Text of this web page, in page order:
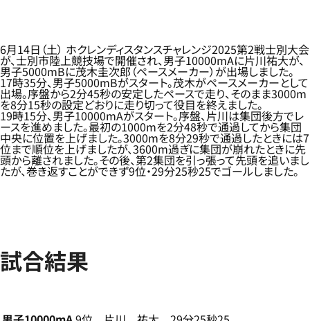
6月14日（土） ホクレンディスタンスチャレンジ2025第2戦士別大会
が、士別市陸上競技場で開催され、男子10000mAに片川祐大が、
男子5000mBに茂木圭次郎（ペースメーカー）が出場しました。
17時35分、男子5000mBがスタート。茂木がペースメーカーとして
出場。序盤から2分45秒の安定したペースで走り、そのまま3000m
を8分15秒の設定どおりに走り切って役目を終えました。
19時15分、男子10000mAがスタート。序盤、片川は集団後方でレ
ースを進めました。最初の1000mを2分48秒で通過してから集団
中央に位置を上げました。3000mを8分29秒で通過したときには7
位まで順位を上げましたが、3600m過ぎに集団が崩れたときに先
頭から離されました。その後、第2集団を引っ張って先頭を追いまし
たが、巻き返すことができず9位・29分25秒25でゴールしました。
試合結果